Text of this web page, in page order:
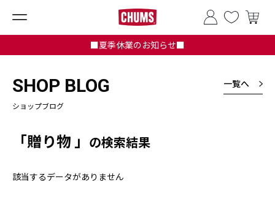
■夏季休業のお知らせ■
SHOP BLOG
ショップブログ
一覧へ
「贈り物 」 の検索結果
該当するデータがありません